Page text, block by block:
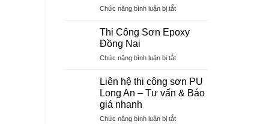
điện
gì?
và
trình
thi
Chức năng bình luận bị tắtở
kháng
chất
Nai
Thi Công Sơn Epoxy
Đồng Nai
Chức năng bình luận bị tắtở
Công
Epoxy
Nai
Liên hệ thi công sơn PU
Long An – Tư vấn & Báo
giá nhanh
Chức năng bình luận bị tắtở